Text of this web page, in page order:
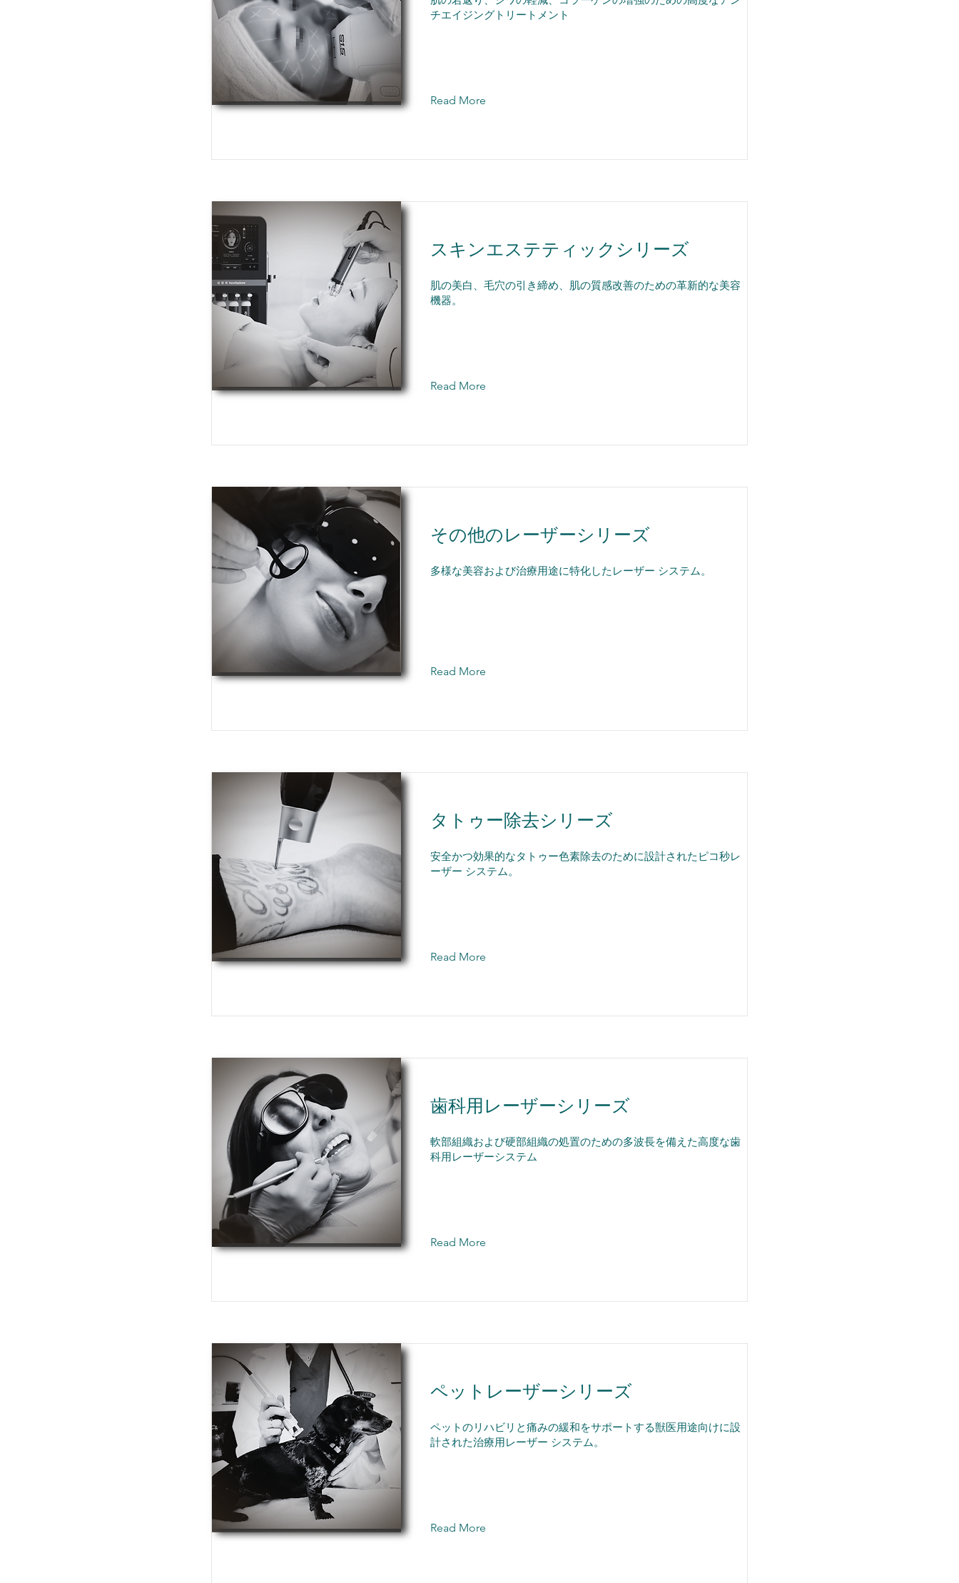
チエイジングトリートメント
Read More
スキンエステティックシリーズ
肌の美白、毛穴の引き締め、肌の質感改善のための革新的な美容
機器。
Read More
その他のレーザーシリーズ
多様な美容および治療用途に特化したレーザー システム。
Read More
タトゥー除去シリーズ
安全かつ効果的なタトゥー色素除去のために設計されたピコ秒レ
ーザー システム。
Read More
歯科用レーザーシリーズ
軟部組織および硬部組織の処置のための多波長を備えた高度な歯
科用レーザーシステム
Read More
ペットレーザーシリーズ
ペットのリハビリと痛みの緩和をサポートする獣医用途向けに設
計された治療用レーザー システム。
Read More